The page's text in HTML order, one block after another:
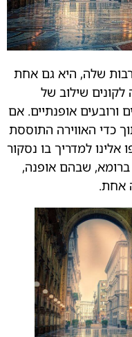
שלה, היא גם אחת
שילוב של
ורובעים אופנתיים. אם
כדי האווירה התוססת
אלינו למדריך בו נסקור
ברומא, שבהם אופנה,
אחת.